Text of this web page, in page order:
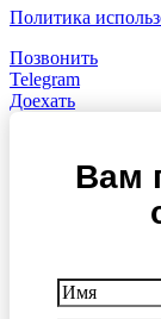
Политика
Позвонить
Telegram
Доехать
Вам